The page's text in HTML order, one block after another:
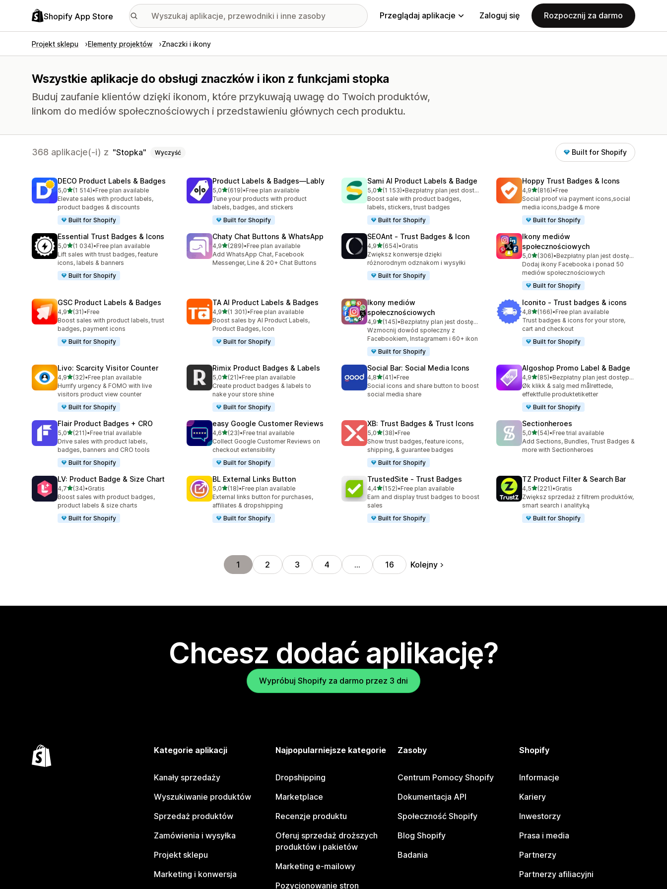
Shopify App Store Przeglądaj aplikacje Zaloguj się Rozpocznij za darmo
Projekt sklepu Elementy projektów Znaczki i ikony
Wszystkie aplikacje do obsługi znaczków i ikon z funkcjami stopka
Buduj zaufanie klientów dzięki ikonom, które przykuwają uwagę do Twoich produktów,
linkom do mediów społecznościowych i przedstawieniu głównych cech produktu.
368 aplikacje(-i) z Stopka Wyczyść Built for Shopify
DECO Product Labels & Badges
5,0na 5 gwiazdek
(1 514)
Łączna liczba recenzji: 1514
•Free plan available
Elevate sales with product labels,
product badges & discounts
Built for Shopify
Product Labels & Badges—Lably
5,0na 5 gwiazdek
(619)
Łączna liczba recenzji: 619
•Free plan available
Tune your products with product
labels, badges, and stickers
Built for Shopify
Sami AI Product Labels & Badge
5,0na 5 gwiazdek
(1 153)
Łączna liczba recenzji: 1153
•
Bezpłatny plan jest dostępny
Boost sale with product badges,
labels, stickers, trust badges
Built for Shopify
Hoppy Trust Badges & Icons
4,9na 5 gwiazdek
(816)
Łączna liczba recenzji: 816
•Free
Social proof via payment icons,social
media icons,badge & more
Built for Shopify
Essential Trust Badges & Icons
5,0na 5 gwiazdek
(1 034)
Łączna liczba recenzji: 1034
•Free plan available
Lift sales with trust badges, feature
icons, labels & banners
Built for Shopify
Chaty Chat Buttons & WhatsApp
4,9na 5 gwiazdek
(289)
Łączna liczba recenzji: 289
•Free plan available
Add WhatsApp Chat, Facebook
Messenger, Line & 20+ Chat Buttons
SEOAnt ‑ Trust Badges & Icon
4,9na 5 gwiazdek
(654)
Łączna liczba recenzji: 654
•Gratis
Zwiększ konwersje dzięki
różnorodnym odznakom i wysyłki
Built for Shopify
Ikony mediów
społecznościowych
5,0na 5 gwiazdek
(306)
Łączna liczba recenzji: 306
•
Bezpłatny plan jest dostępny
Dodaj ikony Facebooka i ponad 50
mediów społecznościowych
Built for Shopify
GSC Product Labels & Badges
4,9na 5 gwiazdek
(31)
Łączna liczba recenzji: 31
•Free
Boost sales with product labels, trust
badges, payment icons
Built for Shopify
TA AI Product Labels & Badges
4,9na 5 gwiazdek
(1 301)
Łączna liczba recenzji: 1301
•Free plan available
Boost sales by AI Product Labels,
Product Badges, Icon
Built for Shopify
Ikony mediów
społecznościowych
4,9na 5 gwiazdek
(145)
Łączna liczba recenzji: 145
•
Bezpłatny plan jest dostępny
Wzmocnij dowód społeczny z
Facebookiem, Instagramem i 60+ ikon
Built for Shopify
Iconito ‑ Trust badges & icons
4,8na 5 gwiazdek
(166)
Łączna liczba recenzji: 166
•Free plan available
Trust badges & icons for your store,
cart and checkout
Built for Shopify
Livo: Scarcity Visitor Counter
4,9na 5 gwiazdek
(32)
Łączna liczba recenzji: 32
•Free plan available
Hurrify urgency & FOMO with live
visitors product view counter
Built for Shopify
Rimix Product Badges & Labels
5,0na 5 gwiazdek
(21)
Łączna liczba recenzji: 21
•Free plan available
Create product badges & labels to
nake your store shine
Built for Shopify
Social Bar: Social Media Icons
4,8na 5 gwiazdek
(41)
Łączna liczba recenzji: 41
•Free
Social icons and share button to boost
social media share
Algoshop Promo Label & Badge
4,9na 5 gwiazdek
(85)
Łączna liczba recenzji: 85
•
Bezpłatny plan jest dostępny
Øk klikk & salg med målrettede,
effektfulle produktetiketter
Built for Shopify
Flair Product Badges + CRO
5,0na 5 gwiazdek
(211)
Łączna liczba recenzji: 211
•Free trial available
Drive sales with product labels,
badges, banners and CRO tools
Built for Shopify
easy Google Customer Reviews
4,6na 5 gwiazdek
(23)
Łączna liczba recenzji: 23
•Free trial available
Collect Google Customer Reviews on
checkout extensibility
Built for Shopify
XB: Trust Badges & Trust Icons
5,0na 5 gwiazdek
(38)
Łączna liczba recenzji: 38
•Free
Show trust badges, feature icons,
shipping, & guarantee badges
Built for Shopify
Sectionheroes
5,0na 5 gwiazdek
(54)
Łączna liczba recenzji: 54
•Free trial available
Add Sections, Bundles, Trust Badges &
more with Sectionheroes
LV: Product Badge & Size Chart
4,7na 5 gwiazdek
(34)
Łączna liczba recenzji: 34
•Gratis
Boost sales with product badges,
product labels & size charts
Built for Shopify
BL External Links Button
5,0na 5 gwiazdek
(18)
Łączna liczba recenzji: 18
•Free plan available
External links button for purchases,
affiliates & dropshipping
Built for Shopify
TrustedSite ‑ Trust Badges
4,4na 5 gwiazdek
(152)
Łączna liczba recenzji: 152
•Free plan available
Earn and display trust badges to boost
sales
Built for Shopify
TZ Product Filter & Search Bar
4,5na 5 gwiazdek
(221)
Łączna liczba recenzji: 221
•Gratis
Zwiększ sprzedaż z filtrem produktów,
smart search i analityką
Built for Shopify
1 2 3 4 … 16 Kolejny
Chcesz dodać aplikację?
Wypróbuj Shopify za darmo przez 3 dni
Kategorie aplikacji
Kanały sprzedaży
Wyszukiwanie produktów
Sprzedaż produktów
Zamówienia i wysyłka
Projekt sklepu
Marketing i konwersja
Najpopularniejsze kategorie
Dropshipping
Marketplace
Recenzje produktu
Oferuj sprzedaż droższych
produktów i pakietów
Marketing e-mailowy
Pozycjonowanie stron
Zasoby
Centrum Pomocy Shopify
Dokumentacja API
Społeczność Shopify
Blog Shopify
Badania
Shopify
Informacje
Kariery
Inwestorzy
Prasa i media
Partnerzy
Partnerzy afiliacyjni